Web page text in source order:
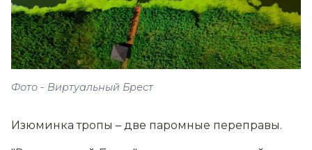
Фото - Виртуальный Брест
Изюминка тропы – две паромные переправы.